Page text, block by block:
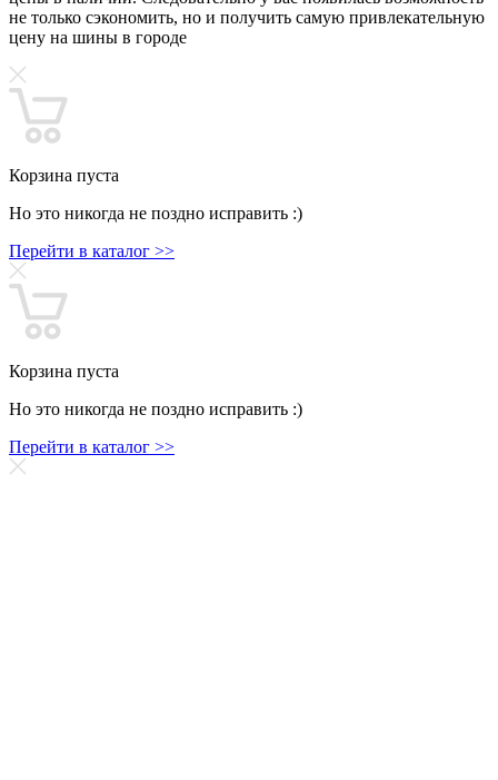
не только сэкономить, но и получить самую привлекательную
цену на шины в городе
Корзина пуста
Но это никогда не поздно исправить :)
Перейти в каталог >>
Корзина пуста
Но это никогда не поздно исправить :)
Перейти в каталог >>